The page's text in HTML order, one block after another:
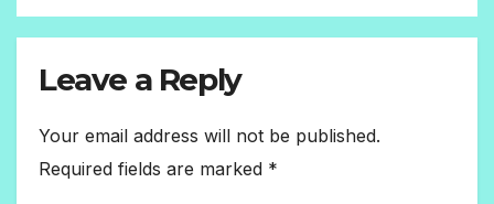
Leave a Reply
Your email address will not be published.
Required fields are marked *